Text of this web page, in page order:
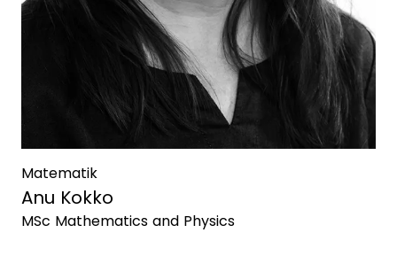
Matematik
Anu Kokko
MSc Mathematics and Physics